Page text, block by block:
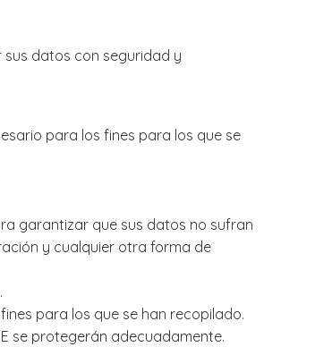
datos con seguridad y
para los fines para los que se
garantizar que sus datos no sufran
y cualquier otra forma de
para los que se han recopilado.
se protegerán adecuadamente.